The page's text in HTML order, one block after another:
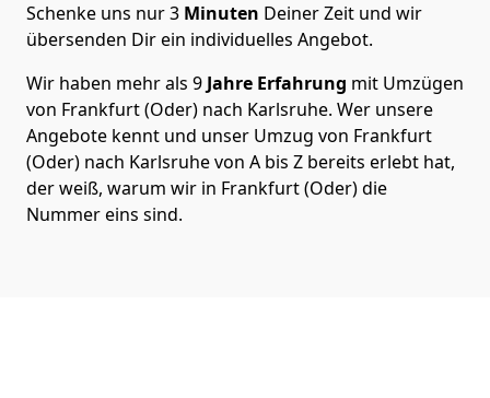
Schenke uns nur3 Minuten Deiner Zeit und wir
übersenden Dir ein individuelles Angebot.
Wir haben mehr als 9 Jahre Erfahrung mit Umzügen
von Frankfurt (Oder) nach Karlsruhe. Wer unsere
Angebote kennt und unser Umzug von Frankfurt
(Oder) nach Karlsruhe von A bis Z bereits erlebt hat,
der weiß, warum wir in Frankfurt (Oder) die
Nummer eins sind.